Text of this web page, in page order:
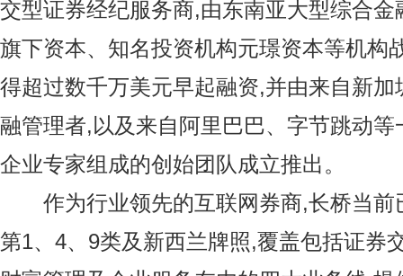
交型证券经纪服务商,由东南亚大型综合
旗下资本、知名投资机构元璟资本等机构
得超过数千万美元早起融资,并由来自新
融管理者,以及来自阿里巴巴、字节跳动
企业专家组成的创始团队成立推出。
作为行业领先的互联网券商,长桥当前
第1、4、9类及新西兰牌照,覆盖包括证券